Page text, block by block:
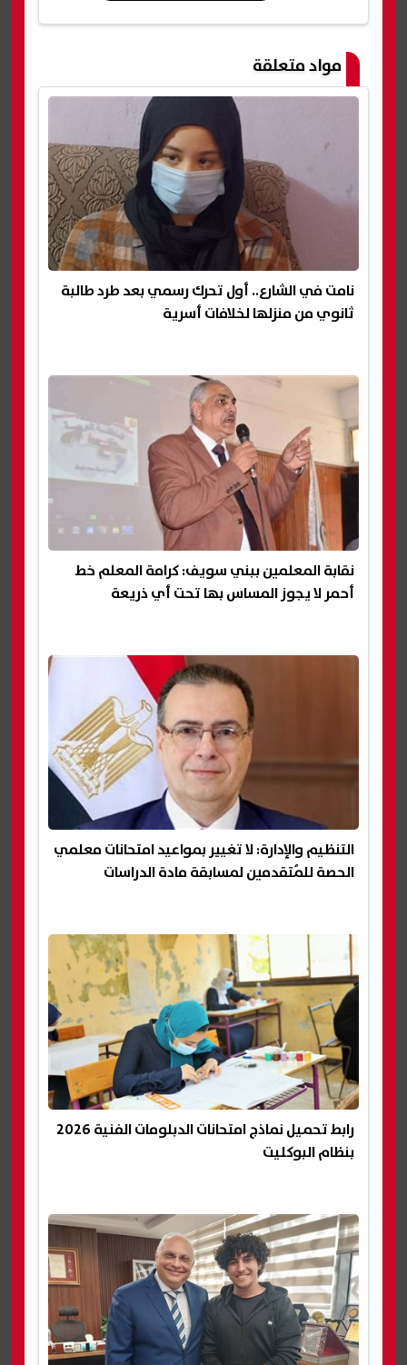
مواد متعلقة
نامت في الشارع.. أول تحرك رسمي بعد طرد طالبة
ثانوي من منزلها لخلافات أسرية
نقابة المعلمين ببني سويف: كرامة المعلم خط
أحمر لا يجوز المساس بها تحت أي ذريعة
التنظيم والإدارة: لا تغيير بمواعيد امتحانات معلمي
الحصة للمُتقدمين لمسابقة مادة الدراسات
رابط تحميل نماذج امتحانات الدبلومات الفنية 2026
بنظام البوكليت